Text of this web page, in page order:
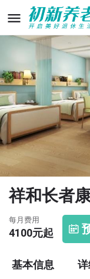
祥和长者
每月费用
4100元起
基本信息